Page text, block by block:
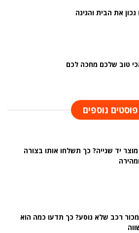
את הבית והגינה
טוב שלכם מחכה לכם
פוסטים נוספים
יד שנייה? כך תשלחו אותו בצורה
רכב שלא נוסע? כך תדעו כמה הוא